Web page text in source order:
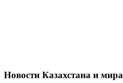
Новости Казахстана и мира